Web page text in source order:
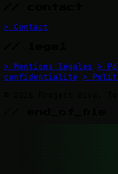
> Contact
> Mentions légales
>
confidentialité >